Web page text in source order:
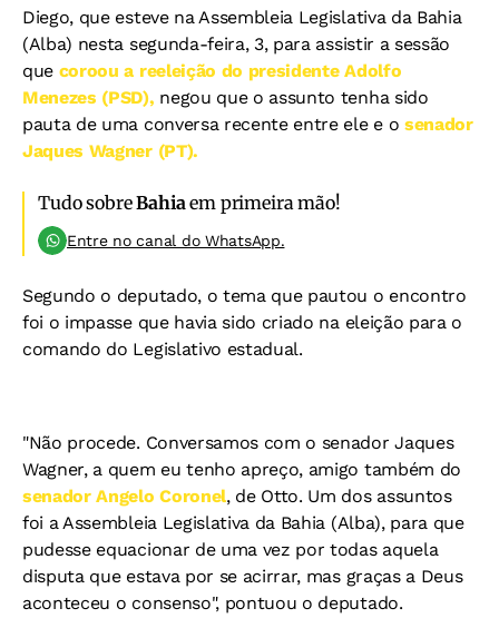
Diego, que esteve na Assembleia Legislativa da Bahia
(Alba) nesta segunda-feira, 3, para assistir a sessão
que coroou a reeleição do presidente Adolfo
Menezes (PSD), negou que o assunto tenha sido
pauta de uma conversa recente entre ele e o senador
Jaques Wagner (PT).
Tudo sobreBahiaem primeira mão!
Entre no canal do WhatsApp.
Segundo o deputado, o tema que pautou o encontro
foi o impasse que havia sido criado na eleição para o
comando do Legislativo estadual.
"Não procede. Conversamos com o senador Jaques
Wagner, a quem eu tenho apreço, amigo também do
senador Angelo Coronel, de Otto. Um dos assuntos
foi a Assembleia Legislativa da Bahia (Alba), para que
pudesse equacionar de uma vez por todas aquela
disputa que estava por se acirrar, mas graças a Deus
aconteceu o consenso", pontuou o deputado.